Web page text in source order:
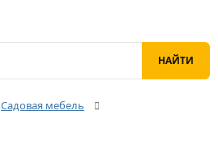
Садовая мебель